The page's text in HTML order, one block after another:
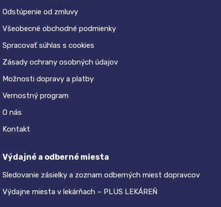
Odstúpenie od zmluvy
Všeobecné obchodné podmienky
Spracovať súhlas s cookies
Zásady ochrany osobných údajov
Možnosti dopravy a platby
Vernostný program
O nás
Kontakt
Výdajné a odberné miesta
Sledovanie zásielky a zoznam odberných miest dopravcov
Výdajne miesta v lekárňach – PLUS LEKÁREŇ